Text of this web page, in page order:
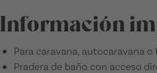
Información
Para caravana, autocaravana
Pradera de baño con acceso